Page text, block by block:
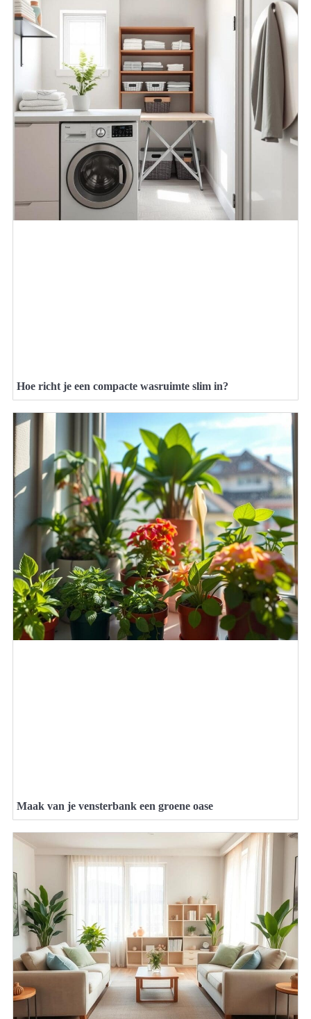
Hoe richt je een compacte wasruimte slim in?
Maak van je vensterbank een groene oase